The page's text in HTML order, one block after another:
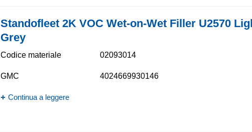
Standofleet 2K VOC Wet-on-Wet Filler U2570
Grey
Codice materiale 02093014
GMC 4024669930146
Continua a leggere